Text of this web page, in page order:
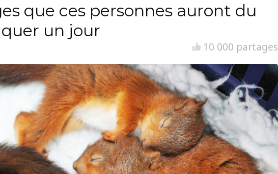
que ces personnes auront du
un jour
10 000 partages